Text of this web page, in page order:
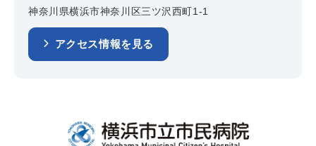
神奈川県横浜市神奈川区三ツ沢西町1-1
アクセス情報を見る